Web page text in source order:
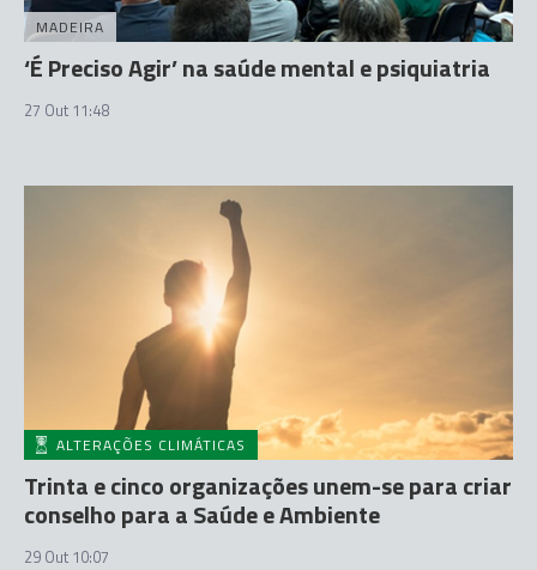
MADEIRA
‘É Preciso Agir’ na saúde mental e psiquiatria
27 Out 11:48
ALTERAÇÕES CLIMÁTICAS
Trinta e cinco organizações unem-se para criar
conselho para a Saúde e Ambiente
29 Out 10:07